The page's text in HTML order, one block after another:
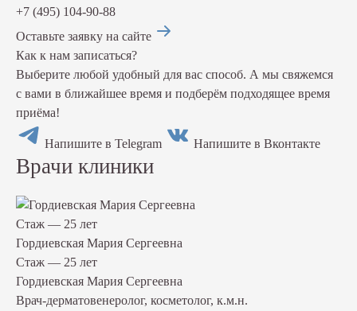
+7 (495) 104-90-88
Оставьте заявку на сайте
Как к нам записаться?
Выберите любой удобный для вас способ. А мы свяжемся
с вами в ближайшее время и подберём подходящее время
приёма!
Напишите в Telegram Напишите в Вконтакте
Врачи клиники
Стаж — 25 лет
Гордиевская Мария Сергеевна
Стаж — 25 лет
Гордиевская Мария Сергеевна
Врач-дерматовенеролог, косметолог, к.м.н.